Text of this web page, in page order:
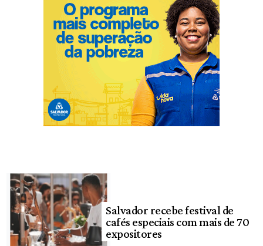
Salvador recebe festival de
cafés especiais com mais de 70
expositores